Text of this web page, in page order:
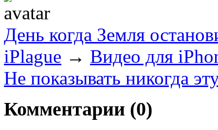
День когда Земля
iPlague → Видео для
Не показывать никогда
Комментарии (0)